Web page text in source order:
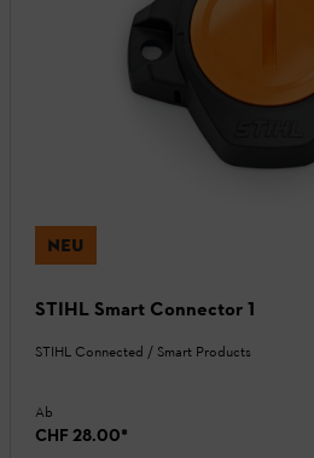
NEU
STIHL Smart Connector 1
STIHL Connected / Smart Products
Ab
CHF 28.00*